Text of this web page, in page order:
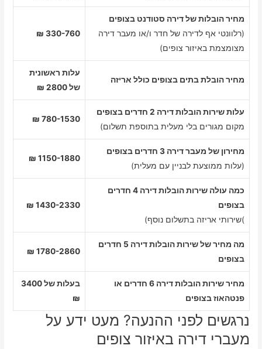
מחיר הובלות של דירה סטודנט בצופים
(רלוונטי אף לדירה של חדר ו/או מעבר דירה
מצומצמת באיזור צופים)
330-760 ₪
מחיר הובלת בתים בצופים כולל אריזה
עלות ראשונית
של 2800 ₪
עלות שירות הובלות דירה 2 חדרים בצופים
מקום מגורים בלי מעלית בתוספת תשלום)
780-1530 ₪
מחירון של מעבר דירה 3 חדרים בצופים
(עלות ממוצעת לבניין עם מעלית)
1150-1880 ₪
כמה עולה שירות הובלות דירה 4 חדרים
בצופים
)שירותי אריזה בתשלום נוסף)
1430-2330 ₪
מה מחיר של שירות הובלות דירה 5 חדרים
בצופים
1780-2860 ₪
מחיר שירות הובלות דירה 6 חדרים או
פנטהאוז בצופים
בעלות של 3400
₪
נרגשים לפני ההנעה? מעט ידע על
מעברי דירה באיזור צופים